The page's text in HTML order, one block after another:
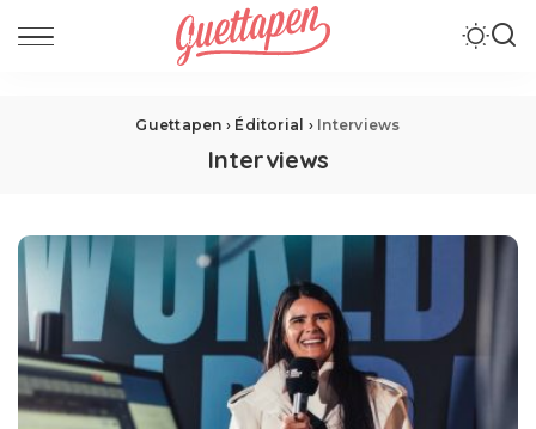
Guettapen › Éditorial › Interviews
Interviews